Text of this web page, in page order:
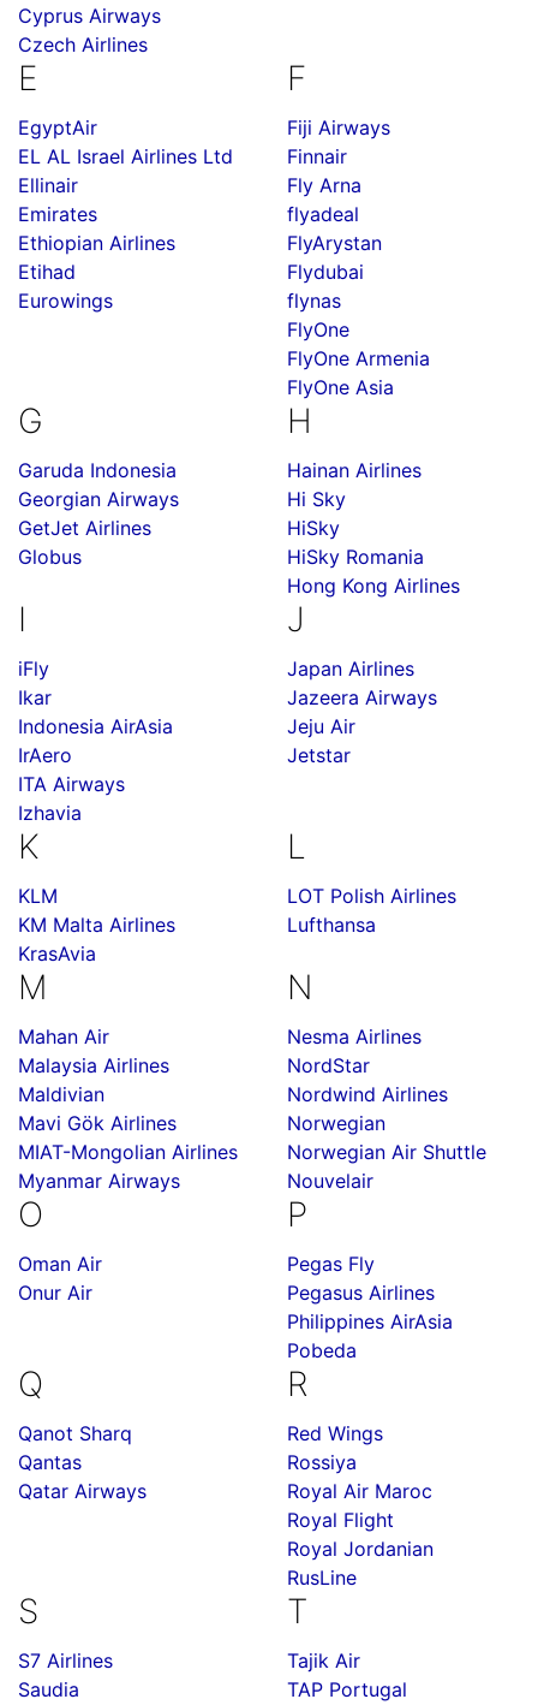
Cyprus Airways
Czech Airlines
E
EgyptAir
EL AL Israel Airlines Ltd
Ellinair
Emirates
Ethiopian Airlines
Etihad
Eurowings
F
Fiji Airways
Finnair
Fly Arna
flyadeal
FlyArystan
Flydubai
flynas
FlyOne
FlyOne Armenia
FlyOne Asia
G
Garuda Indonesia
Georgian Airways
GetJet Airlines
Globus
H
Hainan Airlines
Hi Sky
HiSky
HiSky Romania
Hong Kong Airlines
I
iFly
Ikar
Indonesia AirAsia
IrAero
ITA Airways
Izhavia
J
Japan Airlines
Jazeera Airways
Jeju Air
Jetstar
K
KLM
KM Malta Airlines
KrasAvia
L
LOT Polish Airlines
Lufthansa
M
Mahan Air
Malaysia Airlines
Maldivian
Mavi Gök Airlines
MIAT-Mongolian Airlines
Myanmar Airways
N
Nesma Airlines
NordStar
Nordwind Airlines
Norwegian
Norwegian Air Shuttle
Nouvelair
O
Oman Air
Onur Air
P
Pegas Fly
Pegasus Airlines
Philippines AirAsia
Pobeda
Q
Qanot Sharq
Qantas
Qatar Airways
R
Red Wings
Rossiya
Royal Air Maroc
Royal Flight
Royal Jordanian
RusLine
S
S7 Airlines
Saudia
T
Tajik Air
TAP Portugal